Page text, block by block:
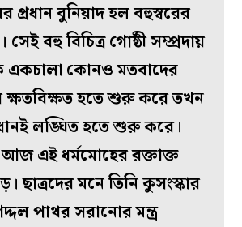
প্রধান বুনিয়াদ হল বহুস্বরের
বহু বিচিত্র গোষ্ঠী সম্প্রদায়
একচালা কোনও মতবাদের
ক্ষতবিক্ষত হতে শুরু করে তখন
লঙ্ঘিত হতে শুরু করে।
এই ধর্মমোহের রক্তাক্ত
ছাত্রদের মনে তিনি কুসংস্কার
পাথর সরানোর মন্ত্র